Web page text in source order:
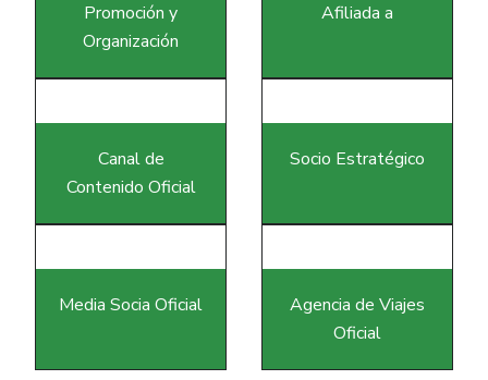
Promoción y
Organización
Afiliada a
Canal de
Contenido Oficial
Socio Estratégico
Media Socia Oficial
Agencia de Viajes
Oficial